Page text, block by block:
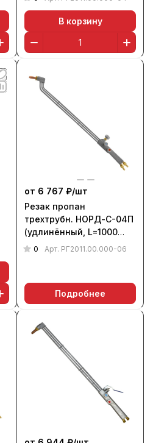
В корзину
от 6 767 ₽/шт
Резак пропан
трехтрубн. НОРД-С-04П
(удлинённый, L=1000
мм)
0 Арт. РГ2011.00.000-06
Подробнее